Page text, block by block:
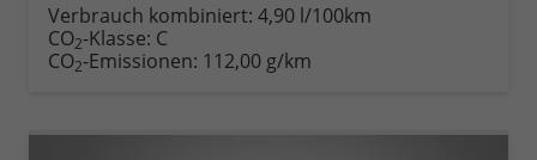
Verbrauch kombiniert: 4,90 l/100km
CO2-Klasse: C
CO2-Emissionen: 112,00 g/km